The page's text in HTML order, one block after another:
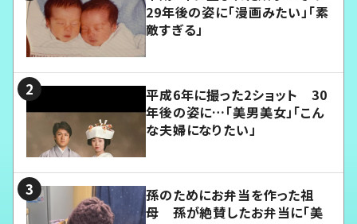
29年後の姿に「漫画みたい」「素
敵すぎる」
平成6年に撮った2ショット 30
年後の姿に…「美男美女」「こん
な夫婦になりたい」
孫のためにお弁当を作った祖
母 孫が絶賛したお弁当に「美